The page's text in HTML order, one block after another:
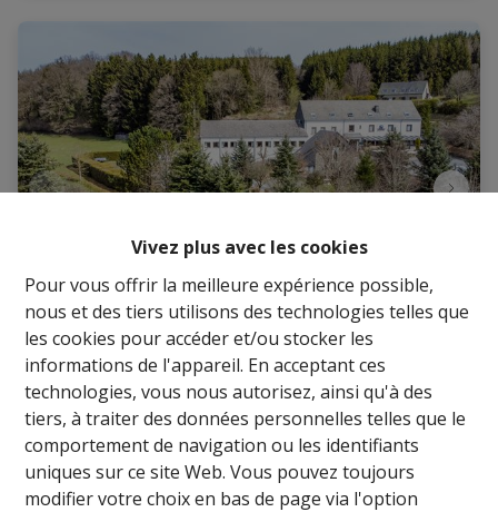
Vivez plus avec les cookies
Pour vous offrir la meilleure expérience possible,
nous et des tiers utilisons des technologies telles que
les cookies pour accéder et/ou stocker les
informations de l'appareil. En acceptant ces
technologies, vous nous autorisez, ainsi qu'à des
tiers, à traiter des données personnelles telles que le
comportement de navigation ou les identifiants
uniques sur ce site Web. Vous pouvez toujours
modifier votre choix en bas de page via l'option
Immeuble de rapport - Commercial - Gîte -
Hotel - restaurant - Salle de Banquets
Remoiville 33, 6640 Vaux-Sur-Sûre | Ref: 15150
€ 1.200.000